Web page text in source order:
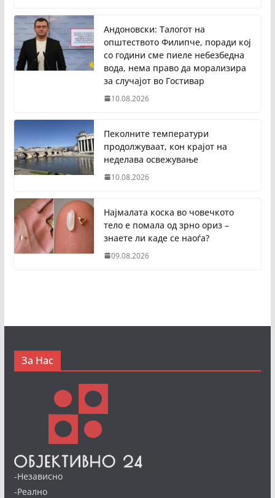
Андоновски: Талогот на
општеството Филипче, поради кој
со години сме пиеле небезбедна
вода, нема право да морализира
за случајот во Гостивар
10.08.2026
Пеколните температури
продолжуваат, кон крајот на
неделава освежување
10.08.2026
Најмалата коска во човечкото
тело е помала од зрно ориз –
знаете ли каде се наоѓа?
09.08.2026
За Нас
-Независно
-Реално